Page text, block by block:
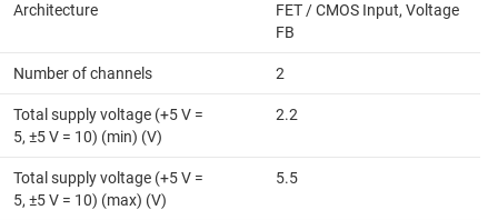
Architecture
FET / CMOS Input, Voltage
FB
Number of channels 2
Total supply voltage (+5 V =
5, ±5 V = 10) (min) (V)
2.2
Total supply voltage (+5 V =
5, ±5 V = 10) (max) (V)
5.5